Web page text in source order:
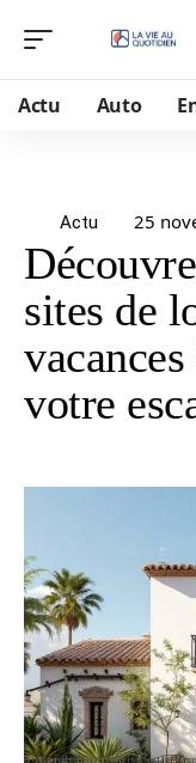
Actu Auto
Actu 25
sites de
votre